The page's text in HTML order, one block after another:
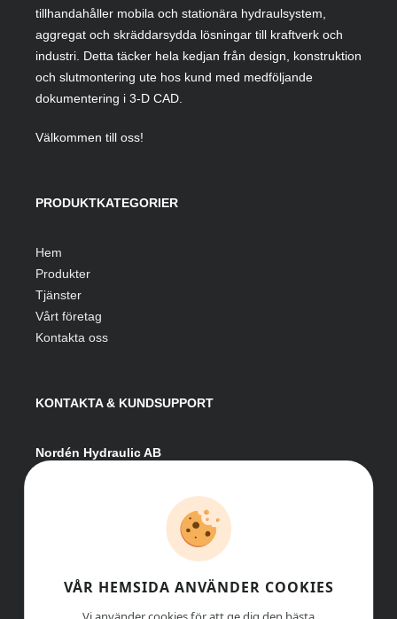
tillhandahåller mobila och stationära hydraulsystem,
aggregat och skräddarsydda lösningar till kraftverk och
industri. Detta täcker hela kedjan från design, konstruktion
och slutmontering ute hos kund med medföljande
dokumentering i 3-D CAD.
Välkommen till oss!
PRODUKTKATEGORIER
Hem
Produkter
Tjänster
Vårt företag
Kontakta oss
KONTAKTA & KUNDSUPPORT
Nordén Hydraulic AB
info@nordenhydraulic.se
Org-nr: 556531-8424
VÅR HEMSIDA ANVÄNDER COOKIES